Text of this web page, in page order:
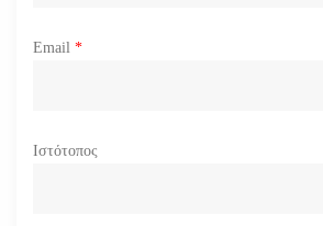
Email *
Ιστότοπος